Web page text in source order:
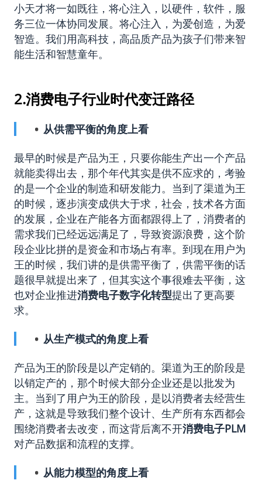
小天才将一如既往，将心注入，以硬件，软件，服
务三位一体协同发展。将心注入，为爱创造，为爱
智造。我们用高科技，高品质产品为孩子们带来智
能生活和智慧童年。
2.消费电子行业时代变迁路径
从供需平衡的角度上看
最早的时候是产品为王，只要你能生产出一个产品
就能卖得出去，那个年代其实是供不应求的，考验
的是一个企业的制造和研发能力。当到了渠道为王
的时候，逐步演变成供大于求，社会，技术各方面
的发展，企业在产能各方面都跟得上了，消费者的
需求我们已经远远满足了，导致资源浪费，这个阶
段企业比拼的是资金和市场占有率。到现在用户为
王的时候，我们讲的是供需平衡了，供需平衡的话
题很早就提出来了，但其实这个事很难去平衡，这
也对企业推进消费电子数字化转型提出了更高要
求。
从生产模式的角度上看
产品为王的阶段是以产定销的。渠道为王的阶段是
以销定产的，那个时候大部分企业还是以批发为
主。当到了用户为王的阶段，是以消费者去经营生
产，这就是导致我们整个设计、生产所有东西都会
围绕消费者去改变，而这背后离不开消费电子PLM
对产品数据和流程的支撑。
从能力模型的角度上看